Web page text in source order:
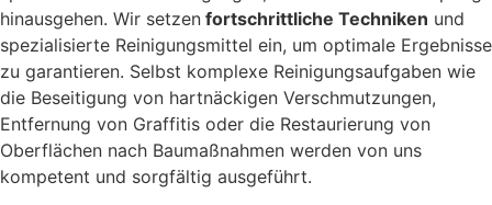
hinausgehen. Wir setzen fortschrittliche Techniken und
spezialisierte Reinigungsmittel ein, um optimale Ergebnisse
zu garantieren. Selbst komplexe Reinigungsaufgaben wie
die Beseitigung von hartnäckigen Verschmutzungen,
Entfernung von Graffitis oder die Restaurierung von
Oberflächen nach Baumaßnahmen werden von uns
kompetent und sorgfältig ausgeführt.